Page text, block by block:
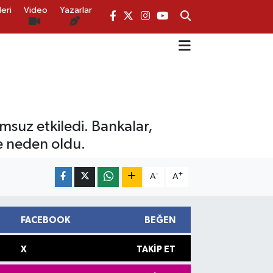
Video Yazarlar
etkiledi. Bankalar,
neden oldu.
A- A+
FACEBOOK BEĞEN
X TAKIP ET